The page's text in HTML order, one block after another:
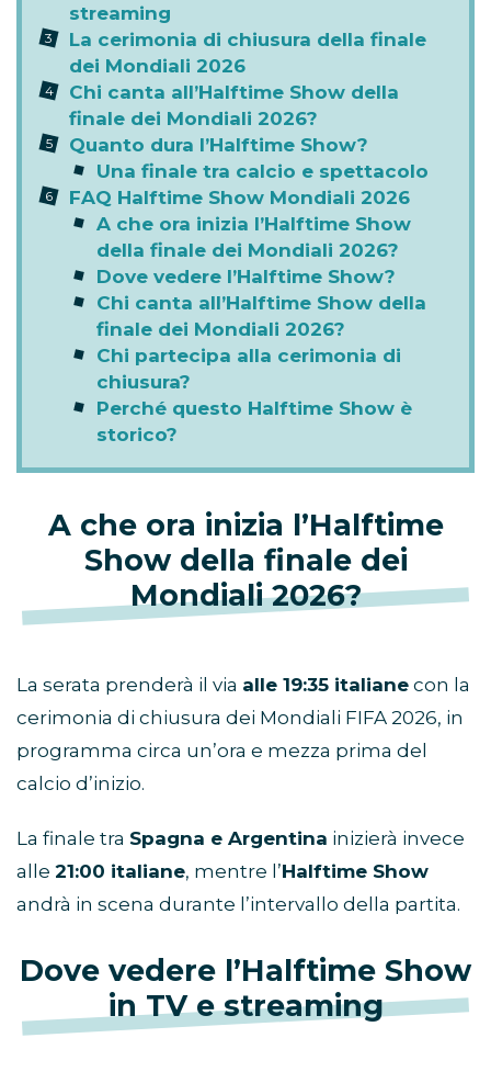
streaming
La cerimonia di chiusura della finale
dei Mondiali 2026
Chi canta all’Halftime Show della
finale dei Mondiali 2026?
Quanto dura l’Halftime Show?
Una finale tra calcio e spettacolo
FAQ Halftime Show Mondiali 2026
A che ora inizia l’Halftime Show
della finale dei Mondiali 2026?
Dove vedere l’Halftime Show?
Chi canta all’Halftime Show della
finale dei Mondiali 2026?
Chi partecipa alla cerimonia di
chiusura?
Perché questo Halftime Show è
storico?
A che ora inizia l’Halftime
Show della finale dei
Mondiali 2026?
La serata prenderà il via alle 19:35 italiane con la
cerimonia di chiusura dei Mondiali FIFA 2026, in
programma circa un’ora e mezza prima del
calcio d’inizio.
La finale tra Spagna e Argentina inizierà invece
alle 21:00 italiane, mentre l’Halftime Show
andrà in scena durante l’intervallo della partita.
Dove vedere l’Halftime Show
in TV e streaming